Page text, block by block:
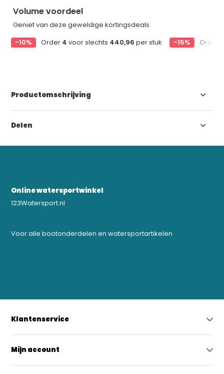
Volume voordeel
Geniet van deze geweldige kortingsdeals
-10%
Order 4 voor slechts 440,96 per stuk -15% Order
Productomschrijving
Delen
Online watersportwinkel
123Watersport.nl
Voor alle bootonderdelen en watersportartikelen
Klantenservice
Mijn account